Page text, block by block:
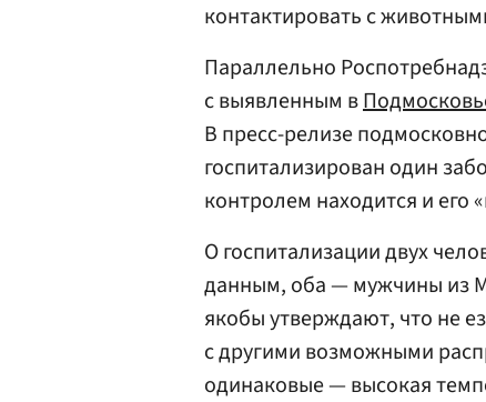
контактировать с
Параллельно
с выявленным в
В пресс-релизе
госпитализирован один
контролем находится и его
О госпитализации двух
данным, оба — мужчины из
якобы утверждают, что не
с другими возможными
одинаковые — высокая